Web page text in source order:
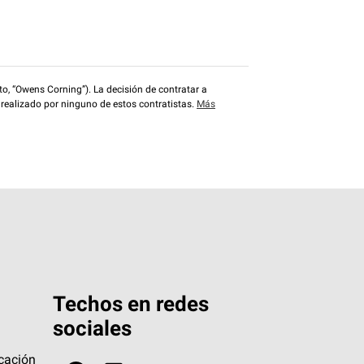
“Owens Corning”). La decisión de contratar a
por ninguno de estos contratistas. Más
Techos en redes
sociales